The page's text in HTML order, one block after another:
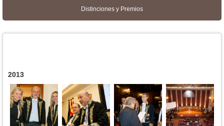
Distinciones y Premios
2013